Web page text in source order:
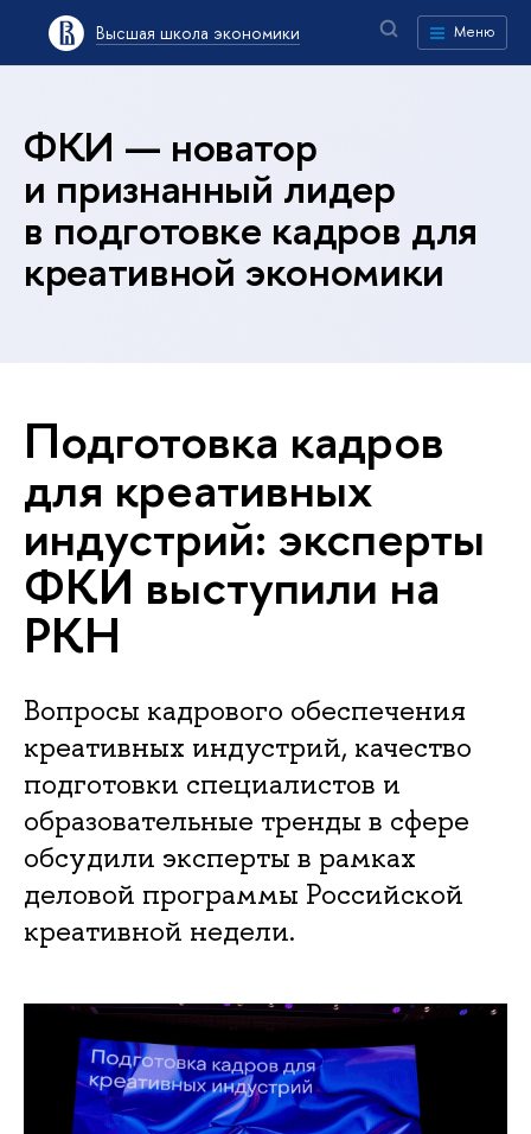
Высшая школа экономики Меню
ФКИ — новатор
и признанный лидер
в подготовке кадров для
креативной экономики
Подготовка кадров
для креативных
индустрий: эксперты
ФКИ выступили на
РКН
Вопросы кадрового обеспечения
креативных индустрий, качество
подготовки специалистов и
образовательные тренды в сфере
обсудили эксперты в рамках
деловой программы Российской
креативной недели.